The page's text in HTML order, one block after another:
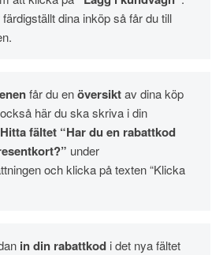
dina inköp så får du till
får du enöversiktav dina köp
här du ska skriva i din
Hitta fältet “Har du en rabattkod
under
och klicka på texten “Klicka
in din rabattkod i det nya fältet